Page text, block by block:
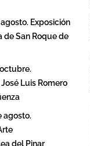
Exposición
de San Roque de
Luis Romero
agosto.
del Pinar